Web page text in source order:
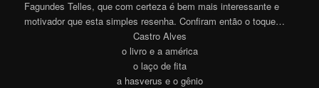
Fagundes Telles, que com certeza é bem mais interessante e
motivador que esta simples resenha. Confiram então o toque…
Castro Alves
o livro e a américa
o laço de fita
a hasverus e o gênio